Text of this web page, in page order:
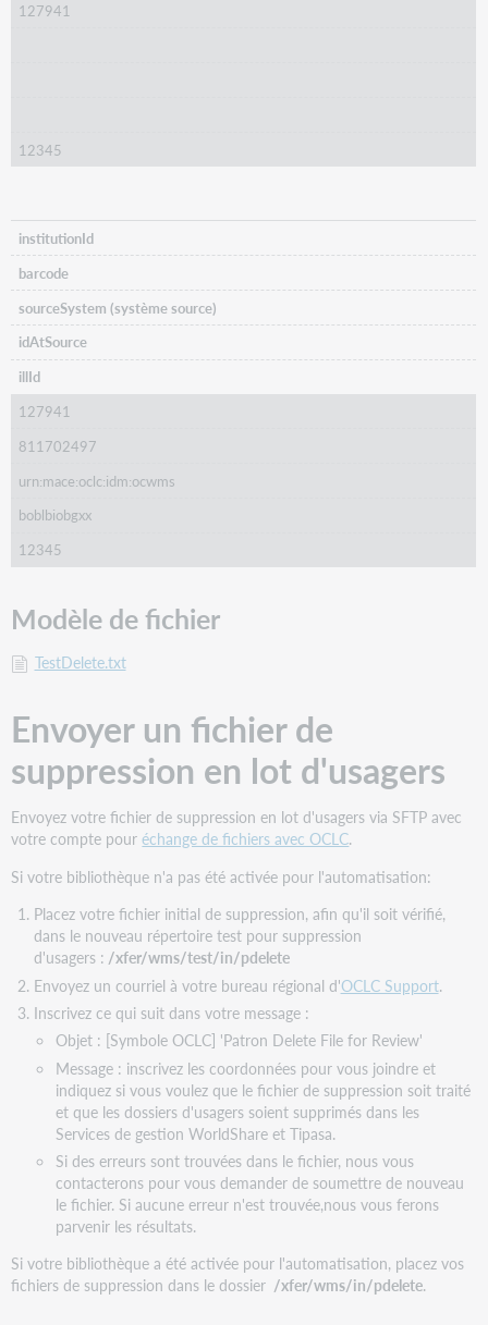
127941
12345
institutionId
barcode
sourceSystem (système source)
idAtSource
illId
127941
811702497
urn:mace:oclc:idm:ocwms
boblbiobgxx
12345
Modèle de fichier
TestDelete.txt
Envoyer un fichier de
suppression en lot d'usagers
Envoyez votre fichier de suppression en lot d'usagers via SFTP avec
votre compte pouréchange de fichiers avec OCLC.
Si votre bibliothèque n'a pas été activée pour l'automatisation:
Placez votre fichier initial de suppression, afin qu'il soit vérifié,
dans le nouveau répertoire test pour suppression
d'usagers : /xfer/wms/test/in/pdelete
Envoyez un courriel à votre bureau régional d'OCLC Support.
Inscrivez ce qui suit dans votre message :
Objet : [Symbole OCLC] 'Patron Delete File for Review'
Message : inscrivez les coordonnées pour vous joindre et
indiquez si vous voulez que le fichier de suppression soit traité
et que les dossiers d'usagers soient supprimés dans les
Services de gestion WorldShare et Tipasa.
Si des erreurs sont trouvées dans le fichier, nous vous
contacterons pour vous demander de soumettre de nouveau
le fichier. Si aucune erreur n'est trouvée,nous vous ferons
parvenir les résultats.
Si votre bibliothèque a été activée pour l'automatisation, placez vos
fichiers de suppression dans le dossier /xfer/wms/in/pdelete.